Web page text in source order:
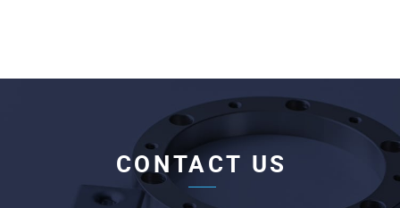
CONTACT US